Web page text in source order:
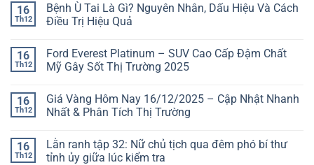
16
Th12
Bệnh Ù Tai Là Gì? Nguyên Nhân, Dấu Hiệu Và Cách
Điều Trị Hiệu Quả
16
Th12
Ford Everest Platinum – SUV Cao Cấp Đậm Chất
Mỹ Gây Sốt Thị Trường 2025
16
Th12
Giá Vàng Hôm Nay 16/12/2025 – Cập Nhật Nhanh
Nhất & Phân Tích Thị Trường
16
Th12
Lằn ranh tập 32: Nữ chủ tịch qua đêm phó bí thư
tỉnh ủy giữa lúc kiểm tra